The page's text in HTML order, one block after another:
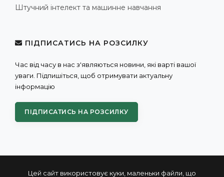
Цей сайт використовує куки, маленьки файли, що
Штучний інтелект та машинне навчання
ПІДПИСАТИСЬ НА РОЗСИЛКУ
Час від часу в нас з'являються новини, які варті вашої
уваги. Підпишіться, щоб отримувати актуальну
інформацію
ПІДПИСАТИСЬ НА РОЗСИЛКУ